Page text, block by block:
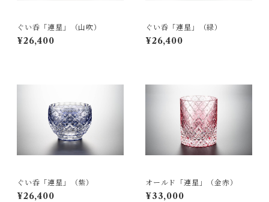
ぐい呑「連星」（山吹）
¥26,400
ぐい呑「連星」（緑）
¥26,400
ぐい呑「連星」（紫）
¥26,400
オールド「連星」（金赤）
¥33,000